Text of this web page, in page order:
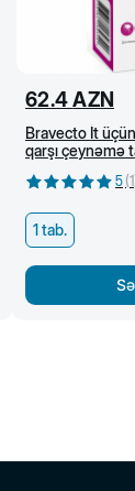
62.4 AZN
Bravecto İt
qarşı çeynəmə
5 (1
1 tab.